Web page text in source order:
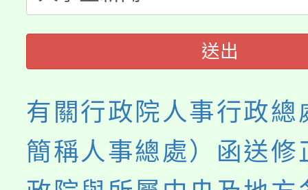
程
送出
有關行政院人事行政總
簡稱人事總處）函送修